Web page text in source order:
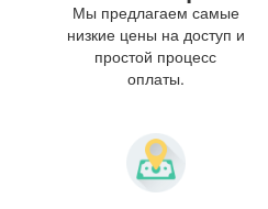
Мы предлагаем самые
низкие цены на доступ и
простой процесс
оплаты.